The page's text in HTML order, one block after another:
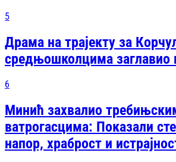
5
Драма на трајекту за
средњошколцима заглавио
6
Минић захвалио
ватрогасцима: Показали
напор, храброст и